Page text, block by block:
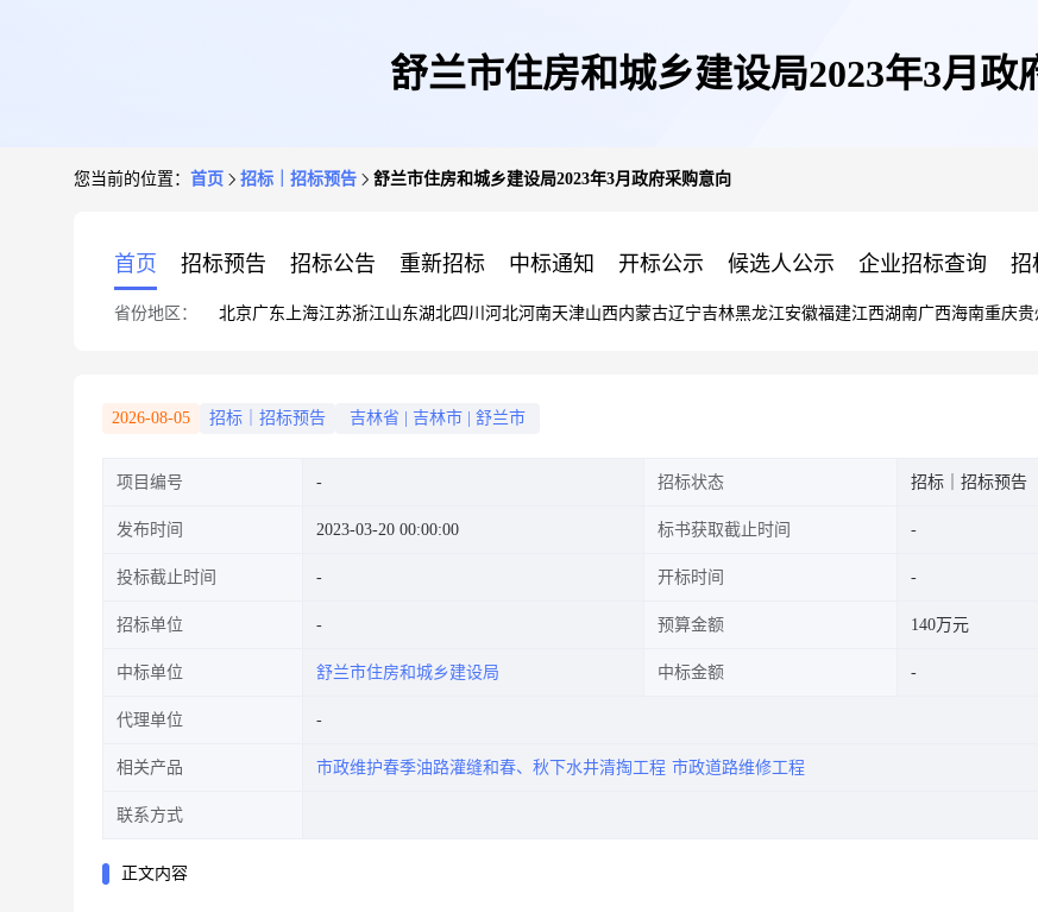
舒兰市住房和城乡建设局2023年3月政
您当前的位置： 首页 招标｜招标预告 舒兰市住房和城乡建设局2023年3月政府采购意向
首页 招标预告 招标公告 重新招标 中标通知 开标公示 候选人公示 企业招标查询 招
省份地区： 北京广东 上海江苏浙江山东湖北四川 河北河南天津山西内蒙古辽宁吉林黑龙江安徽福建江西湖南广西海南重庆贵
2026-08-05 招标｜招标预告 吉林省 吉林市 舒兰市
项目编号 招标状态 招标｜招标预告
发布时间 2023-03-20 00:00:00 标书获取截止时间
投标截止时间 开标时间
招标单位 预算金额 140万元
中标单位 舒兰市住房和城乡建设局 中标金额
代理单位
相关产品 市政维护春季油路灌缝和春、秋下水井清掏工程 市政道路维修工程
联系方式
正文内容